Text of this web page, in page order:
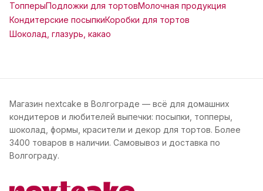
ТопперыПодложки для тортовМолочная продукция
Кондитерские посыпкиКоробки для тортов
Шоколад, глазурь, какао
Магазин nextcake в Волгограде — всё для домашних
кондитеров и любителей выпечки: посыпки, топперы,
шоколад, формы, красители и декор для тортов. Более
3400 товаров в наличии. Самовывоз и доставка по
Волгограду.